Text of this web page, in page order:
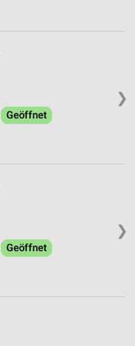
❯
Geöffnet
❯
Geöffnet